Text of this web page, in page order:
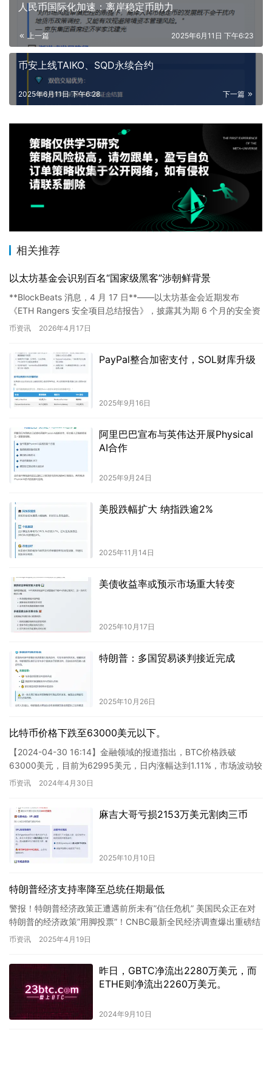
人民币国际化加速：离岸稳定币助力
上一篇 2025年6月11日 下午6:23
币安上线TAIKO、SQD永续合约
下一篇
2025年6月11日 下午6:28
相关推荐
以太坊基金会识别百名“国家级黑客”涉朝鲜背景
**BlockBeats 消息，4 月 17 日**——以太坊基金会近期发布
《ETH Rangers 安全项目总结报告》，披露其为期 6 个月的安全资
助计划成果。 — …
币资讯 2026年4月17日
PayPal整合加密支付，SOL财库升级
2025年9月16日
阿里巴巴宣布与英伟达开展Physical
AI合作
2025年9月24日
美股跌幅扩大 纳指跌逾2%
2025年11月14日
美债收益率或预示市场重大转变
2025年10月17日
特朗普：多国贸易谈判接近完成
2025年10月26日
比特币价格下跌至63000美元以下。
【2024-04-30 16:14】金融领域的报道指出，BTC价格跌破
63000美元，目前为62995美元，日内涨幅达到1.11%，市场波动较
大，建议投资者加强风险控制。 BTC价…
币资讯 2024年4月30日
麻吉大哥亏损2153万美元割肉三币
2025年10月10日
特朗普经济支持率降至总统任期最低
警报！特朗普经济政策正遭遇前所未有”信任危机” 美国民众正在对
特朗普的经济政策”用脚投票”！CNBC最新全民经济调查爆出重磅结
果：特…
币资讯 2025年4月19日
昨日，GBTC净流出2280万美元，而
ETHE则净流出2260万美元。
2024年9月10日